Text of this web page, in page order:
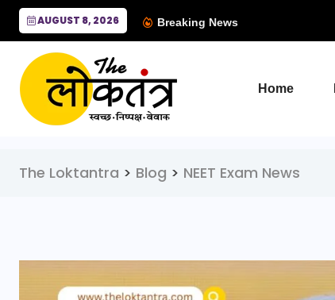
AUGUST 8, 2026 Breaking News
Home
The Loktantra > Blog > NEET Exam News